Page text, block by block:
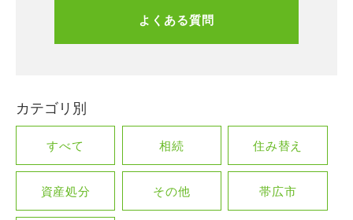
よくある質問
カテゴリ別
すべて 相続 住み替え
資産処分 その他 帯広市